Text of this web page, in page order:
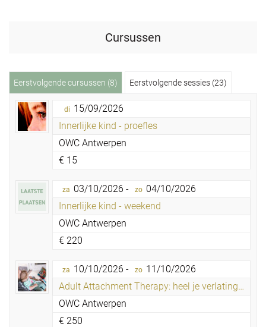
Cursussen
Eerstvolgende cursussen (8) Eerstvolgende sessies (23)
di 15/09/2026
Innerlijke kind - proefles
OWC Antwerpen
€ 15
za 03/10/2026 - zo 04/10/2026
Innerlijke kind - weekend
OWC Antwerpen
€ 220
za 10/10/2026 - zo 11/10/2026
Adult Attachment Therapy: heel je verlatingsangst
OWC Antwerpen
€ 250